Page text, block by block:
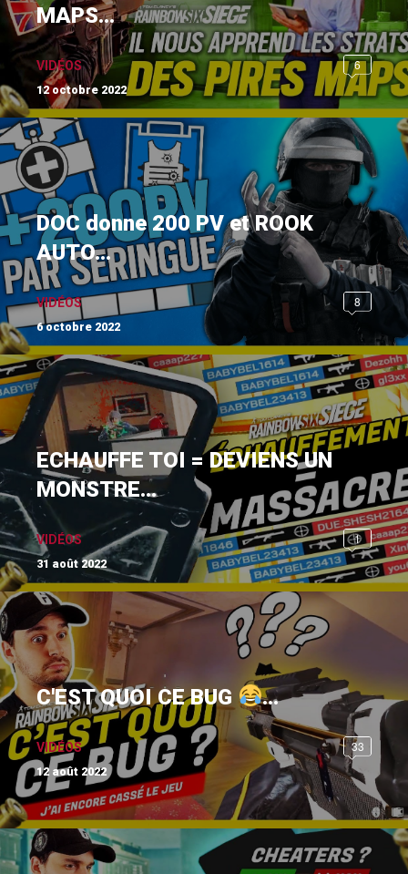
MAPS...
VIDÉOS 6
12 octobre 2022
DOC donne 200 PV et ROOK
AUTO...
VIDÉOS 8
6 octobre 2022
ECHAUFFE TOI = DEVIENS UN
MONSTRE...
VIDÉOS 1
31 août 2022
C'EST QUOI CE BUG ...
VIDÉOS 33
12 août 2022